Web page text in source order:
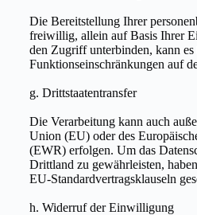
Die Bereitstellung Ihrer
freiwillig, allein auf Basis Ihrer
den Zugriff unterbinden, kann es
Funktionseinschränkungen auf
g. Drittstaatentransfer
Die Verarbeitung kann auch
Union (EU) oder des
(EWR) erfolgen. Um das
Drittland zu gewährleisten,
EU-Standardvertragsklauseln
h. Widerruf der Einwilligung